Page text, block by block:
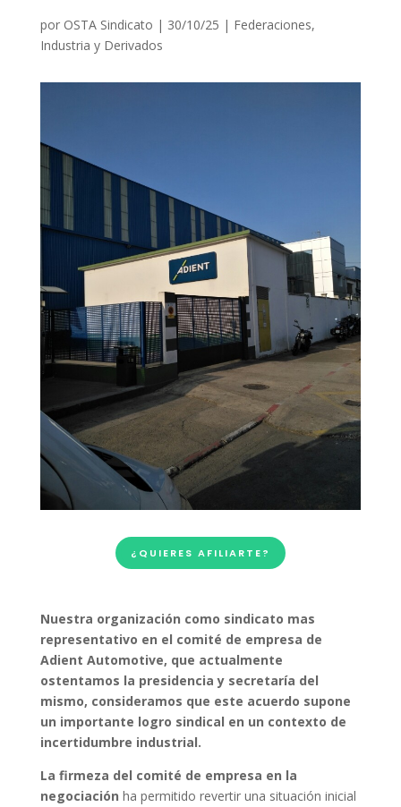
por OSTA Sindicato | 30/10/25 | Federaciones,
Industria y Derivados
¿QUIERES AFILIARTE?
Nuestra organización como sindicato mas
representativo en el comité de empresa de
Adient Automotive, que actualmente
ostentamos la presidencia y secretaría del
mismo, consideramos que este acuerdo supone
un importante logro sindical en un contexto de
incertidumbre industrial.
La firmeza del comité de empresa en la
negociación ha permitido revertir una situación inicial